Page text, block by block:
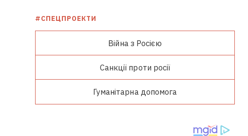
#СПЕЦПРОЕКТИ
Війна з Росією
Санкції проти росії
Гуманітарна допомога